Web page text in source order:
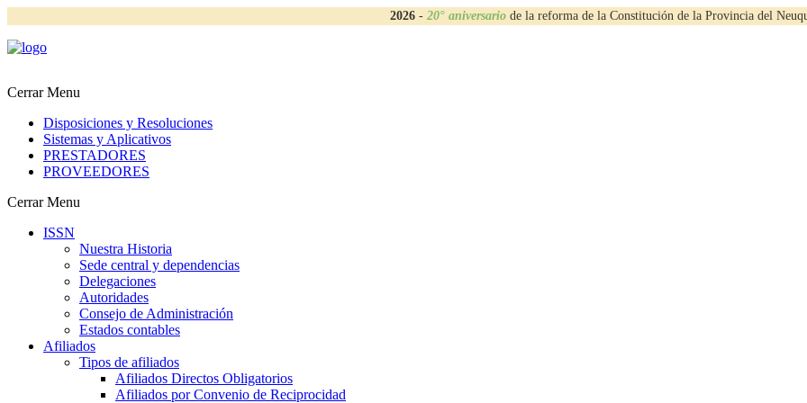
2026- 20° aniversariode la reforma de la Constitución de la Provincia del
Cerrar Menu
Disposiciones y Resoluciones
Sistemas y Aplicativos
PRESTADORES
PROVEEDORES
Cerrar Menu
ISSN
Nuestra Historia
Sede central y dependencias
Delegaciones
Autoridades
Consejo de Administración
Estados contables
Afiliados
Tipos de afiliados
Afiliados Directos Obligatorios
Afiliados por Convenio de Reciprocidad